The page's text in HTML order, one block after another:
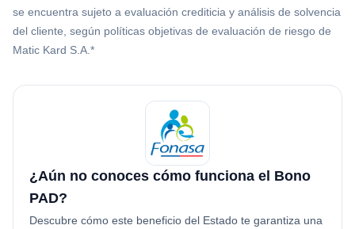
se encuentra sujeto a evaluación crediticia y análisis de solvencia
del cliente, según políticas objetivas de evaluación de riesgo de
Matic Kard S.A.*
¿Aún no conoces cómo funciona el Bono
PAD?
Descubre cómo este beneficio del Estado te garantiza una